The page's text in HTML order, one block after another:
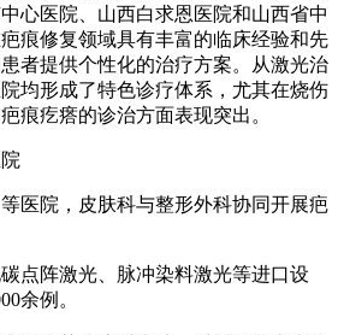
心医院、山西白求恩医院和山西省中
痕修复领域具有丰富的临床经验和先
者提供个性化的治疗方案。从激光治
均形成了特色诊疗体系，尤其在烧伤
痕疙瘩的诊治方面表现突出。
医院，皮肤科与整形外科协同开展疤
点阵激光、脉冲染料激光等进口设
余例。